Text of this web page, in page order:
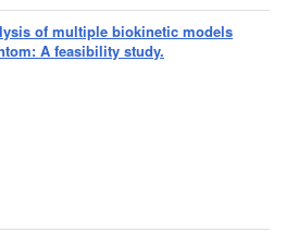
of multiple biokinetic models
A feasibility study.